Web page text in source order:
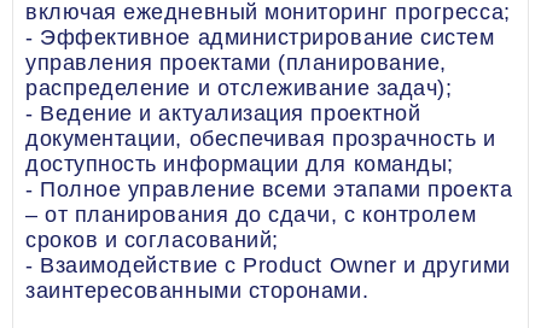
включая ежедневный мониторинг прогресса;
- Эффективное администрирование систем
управления проектами (планирование,
распределение и отслеживание задач);
- Ведение и актуализация проектной
документации, обеспечивая прозрачность и
доступность информации для команды;
- Полное управление всеми этапами проекта
– от планирования до сдачи, с контролем
сроков и согласований;
- Взаимодействие с Product Owner и другими
заинтересованными сторонами.